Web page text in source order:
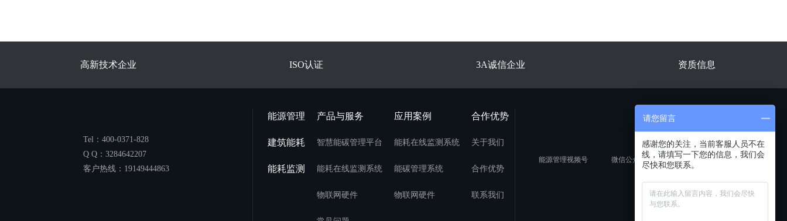
高新技术企业 ISO认证 3A诚信企业 资质信息
Tel：400-0371-828
Q Q：3284642207
客户热线：19149444863
能源管理
建筑能耗
能耗监测
产品与服务
智慧能碳管理平台
能耗在线监测系统
物联网硬件
应用案例
能耗在线监测系统
能碳管理系统
物联网硬件
合作优势
关于我们
合作优势
联系我们
能源管理视频号 微信公众号
请您留言
感谢您的关注，当前客服人员不在
线，请填写一下您的信息，我们会
尽快和您联系。